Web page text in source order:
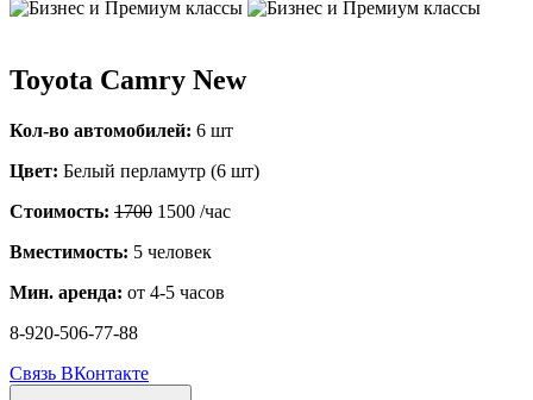
Toyota Camry New
Кол-во автомобилей: 6 шт
Цвет: Белый перламутр (6 шт)
Стоимость: 1700 1500 /час
Вместимость: 5 человек
Мин. аренда: от 4-5 часов
8-920-506-77-88
Связь ВКонтакте